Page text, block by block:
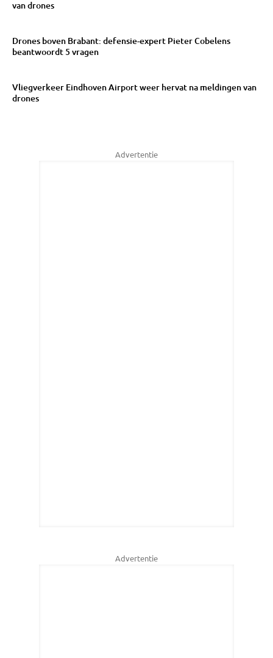
van drones
Drones boven Brabant: defensie-expert Pieter Cobelens
beantwoordt 5 vragen
Vliegverkeer Eindhoven Airport weer hervat na meldingen van
drones
Advertentie
Advertentie